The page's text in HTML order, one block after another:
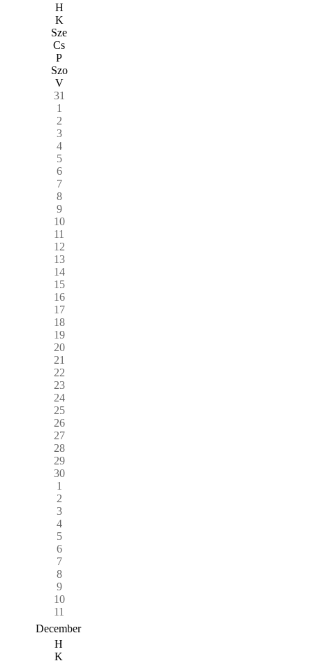
H
K
Sze
Cs
P
Szo
V
31
1
2
3
4
5
6
7
8
9
10
11
12
13
14
15
16
17
18
19
20
21
22
23
24
25
26
27
28
29
30
1
2
3
4
5
6
7
8
9
10
11
December
H
K